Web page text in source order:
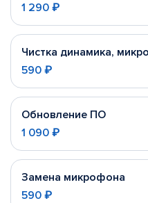
1 290 ₽
Чистка динамика,
590 ₽
Обновление ПО
1 090 ₽
Замена микрофона
590 ₽